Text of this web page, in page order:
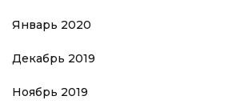
Январь 2020
Декабрь 2019
Ноябрь 2019